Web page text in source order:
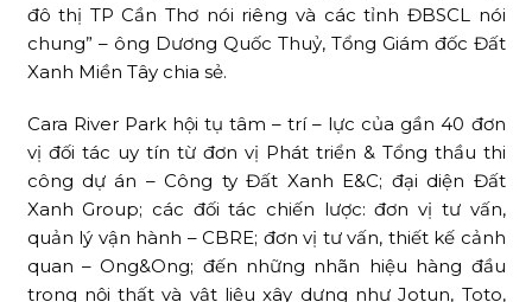
đô thị TP Cần Thơ nói riêng và các tỉnh ĐBSCL nói
chung” – ông Dương Quốc Thuỷ, Tổng Giám đốc Đất
Xanh Miền Tây chia sẻ.
Cara River Park hội tụ tâm – trí – lực của gần 40 đơn
vị đối tác uy tín từ đơn vị Phát triển & Tổng thầu thi
công dự án – Công ty Đất Xanh E&C; đại diện Đất
Xanh Group; các đối tác chiến lược: đơn vị tư vấn,
quản lý vận hành – CBRE; đơn vị tư vấn, thiết kế cảnh
quan – Ong&Ong; đến những nhãn hiệu hàng đầu
trong nội thất và vật liệu xây dựng như Jotun, Toto,